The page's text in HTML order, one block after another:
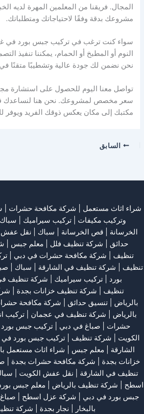
المجال. فريقنا من المعلمين المهرة لديه
مشروعك بدقة وفقًا لاحتياجاتك ومتطلباتك.
سواء كنت ترغب في تركيب جبس بورد في
النوم أو المطبخ أو الحمام، يمكننا تنفيذ
نحن نضمن لك جودة عالية وتشطيبًا متقنًا
تواصل معنا اليوم للحصول على استشارة
سعر مخصص لمشروعك. نحن هنا لنساعدك
مكتبك إلى مكان يعكس ذوقك الفريد ويوفر
السابق
شراء اثاث مستعمل شركة مكافحة حشرات
وتركيب مكيفات | تركيب سيراميك |
الخرسانة | قص الخرسانة | سباك نقل عفش
حدائق
شركة تنظيف فلل معلم جبس
تنظيف
شركة مكافحة حشرات في دبي
تنظيف
شركة تنظيف في الشارقة | سباك |
بورد | تركيب سيراميك شركة تنظيف
تنظيف
شركة تنظيف خزانات بجدة
بالرياض
تنسيق حدائق شركة مكافحة
بالرياض
شركة تنظيف في عجمان | تركيب
حشرات
صباغ في دبي تركيب جبس
الكويت
شركة تنظيف |تركيب جبس بورد في
الشارقة
معلم جبس شراء اثاث مستعمل
خزانات بجدة
شركة مكافحة حشرات بجدة
تنظيف في الشارقة
نقل عفش الكويت |
اسطح
شركة تنظيف بالرياض معلم جبس
جبس بورد في دبي
شركة عزل اسطح
بالبخار
نجار بجدة شركة